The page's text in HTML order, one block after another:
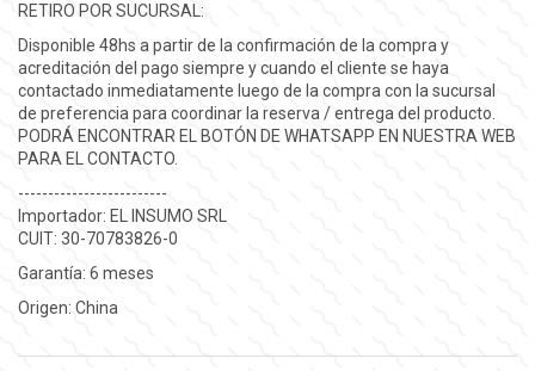
RETIRO POR SUCURSAL:
Disponible 48hs a partir de la confirmación de la compra y
acreditación del pago siempre y cuando el cliente se haya
contactado inmediatamente luego de la compra con la sucursal
de preferencia para coordinar la reserva / entrega del producto.
PODRÁ ENCONTRAR EL BOTÓN DE WHATSAPP EN NUESTRA WEB
PARA EL CONTACTO.
-------------------------
Importador: EL INSUMO SRL
CUIT: 30-70783826-0
Garantía: 6 meses
Origen: China